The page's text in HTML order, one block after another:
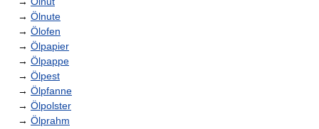
→ Ölnute
→ Ölofen
→ Ölpapier
→ Ölpappe
→ Ölpest
→ Ölpfanne
→ Ölpolster
→ Ölprahm